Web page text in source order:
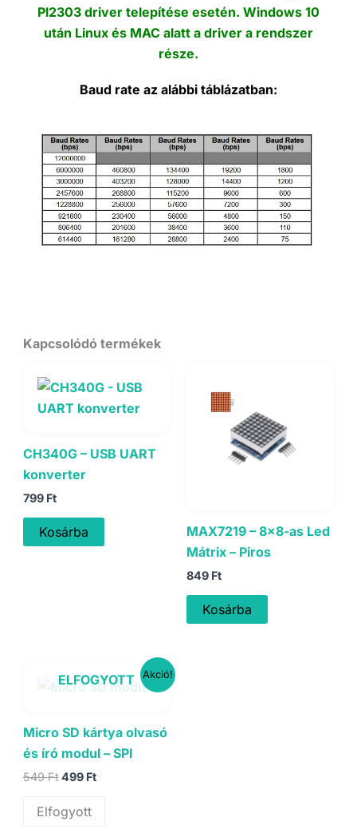
Pl2303 driver telepítése esetén. Windows 10
után Linux és MAC alatt a driver a rendszer
része.
Baud rate az alábbi táblázatban:
Kapcsolódó termékek
CH340G – USB UART
konverter
799 Ft
Kosárba
MAX7219 – 8×8-as Led
Mátrix – Piros
849 Ft
Kosárba
Akció!
ELFOGYOTT
Micro SD kártya olvasó
és író modul – SPI
549FtOriginal
was:
549 Ft.
499 FtCurrent
Elfogyott